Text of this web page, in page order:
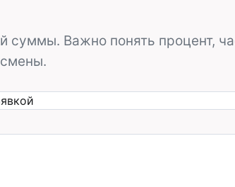
суммы. Важно понять процент,